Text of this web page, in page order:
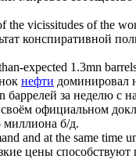
the vicissitudes of the
конспиративной
expected 1.3mn
нефти доминировал
за неделю с
официальном
миллиона б/д.
and at the same time
цены